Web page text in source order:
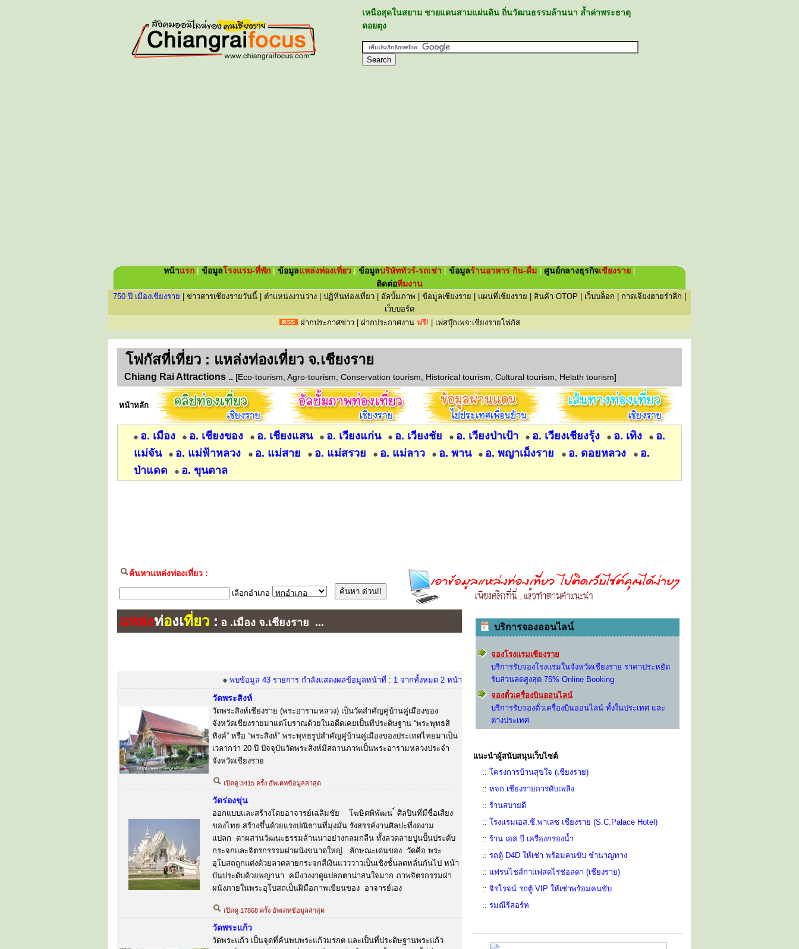
เหนือสุดในสยาม ชายแดนสามแผ่นดิน ถิ่นวัฒนธรรมล้านนา ล้ำค่าพระธาตุ
ดอยตุง
หน้าแรก | ข้อมูลโรงแรม-ที่พัก | ข้อมูลแหล่งท่องเที่ยว | ข้อมูลบริษัททัวร์-รถเช่า | ข้อมูลร้านอาหาร กิน-ดื่ม | ศูนย์กลางธุรกิจเชียงราย |
ติดต่อทีมงาน
750 ปี เมืองเชียงราย ข่าวสารเชียงรายวันนี้ ตำแหน่งงานว่าง ปฏิทินท่องเที่ยว อัลบั้มภาพ ข้อมูลเชียงราย แผนที่เชียงราย สินค้า OTOP เว็บบล็อก กาดเจียงฮายรำลึก
เว็บบอร์ด
ฝากประกาศข่าว| ฝากประกาศงาน ฟรี! เฟสบุ๊กเพจ:เชียงรายโฟกัส
โฟกัสที่เที่ยว : แหล่งท่องเที่ยว จ.เชียงราย
Chiang Rai Attractions .. [Eco-tourism, Agro-tourism, Conservation tourism, Historical tourism, Cultural tourism, Helath tourism]
หน้าหลัก
อ. เมือง อ. เชียงของ อ. เชียงแสน อ. เวียงแก่น อ. เวียงชัย อ. เวียงป่าเป้า อ. เวียงเชียงรุ้ง อ. เทิง
อ.
แม่จัน
อ. แม่ฟ้าหลวง อ. แม่สาย อ. แม่สรวย อ. แม่ลาว อ. พาน อ. พญาเม็งราย อ. ดอยหลวง
อ.
ป่าแดด
อ. ขุนตาล
ค้นหาแหล่งท่องเที่ยว :
เลือกอำเภอ
แหล่งท่องเที่ยว : อ .เมือง จ.เชียงราย ...
พบข้อมูล 43 รายการ กำลังแสดงผลข้อมูลหน้าที่ : 1 จากทั้งหมด 2 หน้า
วัดพระสิงห์
วัดพระสิงห์เชียงราย (พระอารามหลวง) เป็นวัดสำคัญคู่บ้านคู่เมืองของ
จังหวัดเชียงรายมาแต่โบราณด้วยในอดีตเคยเป็นทีประดิษฐาน “พระพุทธสิ
หิงค์” หรือ “พระสิงห์” พระพุทธรูปสำคัญคู่บ้านคู่เมืองของประเทศไทยมาเป็น
เวลากว่า 20 ปี ปัจจุบันวัดพระสิงห์มีสถานภาพเป็นพระอารามหลวงประจำ
จังหวัดเชียงราย
เปิดดู 3415 ครั้ง อัพเดทข้อมูลล่าสุด
วัดร่องขุ่น
ออกแบบและสร้างโดยอาจารย์เฉลิมชัย โฆษิตพิพัฒน ์ ศิลปินที่มีชื่อเสียง
ของไทย สร้างขึ้นด้วยแรงปณิธานที่มุ่งมั่น รังสรรค์งานศิลปะที่งดงาม
แปลก ตาผสานวัฒนะธรรมล้านนาอย่างกลมกลืน ทั้งลวดลายปูนปั้นประดับ
กระจกและจิตรกรรรมฝาผนังขนาดใหญ่ ลักษณะเด่นของ วัดคือ พระ
อุโบสถถูกแต่งด้วยลวดลายกระจกสีเงินแวววาวเป็นเชิงชั้นลดหลั่นกันไป หน้า
บันประดับด้วยพญานา คมีงวงงาดูแปลกตาน่าสนใจมาก ภาพจิตรกรรมฝา
ผนังภายในพระอุโบสถเป็นฝีมือภาพเขียนของ อาจารย์เอง
เปิดดู 17868 ครั้ง อัพเดทข้อมูลล่าสุด
วัดพระแก้ว
วัดพระแก้ว เป็นจุดที่ค้นพบพระแก้วมรกต และเป็นที่ประดิษฐานพระแก้ว
บริการจองออนไลน์
จองโรงแรมเชียงราย
บริการรับจองโรงแรมในจังหวัดเชียงราย ราคาประหยัด
รับส่วนลดสูงสุด 75% Online Booking
จองตั๋วเครื่องบินออนไลน์
บริการรับจองตั๋วเครื่องบินออนไลน์ ทั้งในประเทศ และ
ต่างประเทศ
แนะนำผู้สนับสนุนเว็บไซต์
:: โครงการบ้านสุขใจ (เชียงราย)
:: หจก.เชียงรายการดับเพลิง
:: ร้านสบายดี
:: โรงแรมเอส.ซี.พาเลซ เชียงราย (S.C.Palace Hotel)
:: ร้าน เอส.บี เครื่องกรองน้ำ
:: รถตู้ D4D ให้เช่า พร้อมคนขับ ชำนาญทาง
:: แฟรนไชส์กาแฟสดไร่ช่อลดา (เชียงราย)
:: จิรโรจน์ รถตู้ VIP ให้เช่าพร้อมคนขับ
:: รมณีรีสอร์ท